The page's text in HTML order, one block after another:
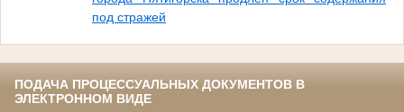
под стражей
ПОДАЧА ПРОЦЕССУАЛЬНЫХ ДОКУМЕНТОВ В
ЭЛЕКТРОННОМ ВИДЕ